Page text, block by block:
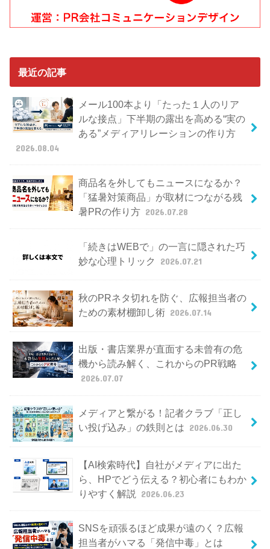
最近の記事
メール100本より「たった１人のリア
ルな接点」下半期の露出を高める“実の
ある”メディアリレーションの作り方
2026.08.04
商品名を外してもニュースになるか？
「猛暑対策商品」が取材につながる残
暑PRの作り方 2026.07.28
「続きはWEBで」の一言に隠された巧
妙な心理トリック
2026.07.21
秋のPRネタ切れを防ぐ、広報担当者の
ための素材棚卸し術 2026.07.14
出版・書店業界が直面する未曾有の危
機から読み解く、これからのPR戦略
2026.07.07
メディアと繋がる！記者クラブ「正し
い投げ込み」の鉄則とは 2026.06.30
【AI検索時代】自社がメディアに出た
ら、HPでどう伝える？初心者にもわか
りやすく解説
2026.06.23
SNSを頑張るほど成果が遠のく？広報
担当者がハマる「発信中毒」とは